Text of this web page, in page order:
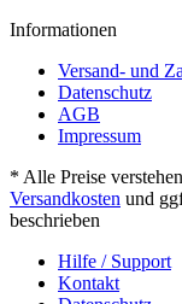
Informationen
Versand- und
Datenschutz
AGB
Impressum
* Alle Preise
Versandkosten und
beschrieben
Hilfe / Support
Kontakt